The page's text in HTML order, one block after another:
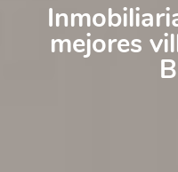
mejores